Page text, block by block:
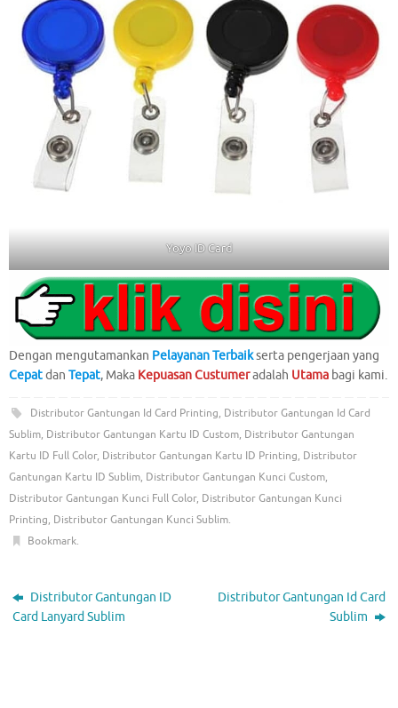
Yoyo ID Card
Dengan mengutamankan Pelayanan Terbaikserta pengerjaan yang
Cepatdan Tepat, Maka Kepuasan Custumeradalah Utama bagi kami.
Distributor Gantungan Id Card Printing, Distributor Gantungan Id Card
Sublim, Distributor Gantungan Kartu ID Custom, Distributor Gantungan
Kartu ID Full Color, Distributor Gantungan Kartu ID Printing, Distributor
Gantungan Kartu ID Sublim, Distributor Gantungan Kunci Custom,
Distributor Gantungan Kunci Full Color, Distributor Gantungan Kunci
Printing, Distributor Gantungan Kunci Sublim.
Bookmark.
Distributor Gantungan ID
Card Lanyard Sublim
Distributor Gantungan Id Card
Sublim